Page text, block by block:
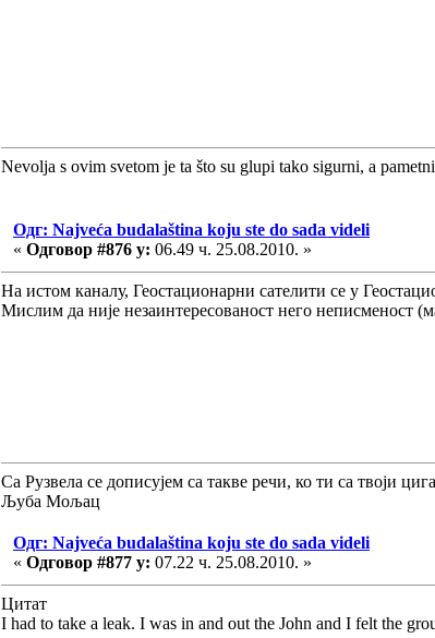
Nevolja s ovim svetom je ta što su glupi tako sigurni, a
Одг: Najveća budalaština koju ste do sada videli
« Одговор #876 у: 06.49 ч. 25.08.2010. »
На истом каналу, Геостационарни сателити се у
Мислим да није незаинтересованост него неписменост
Са Рузвела се дописујем са такве речи, ко ти са твоји
Љуба Мољац
Одг: Najveća budalaština koju ste do sada videli
« Одговор #877 у: 07.22 ч. 25.08.2010. »
Цитат
I had to take a leak. I was in and out the John and I felt the